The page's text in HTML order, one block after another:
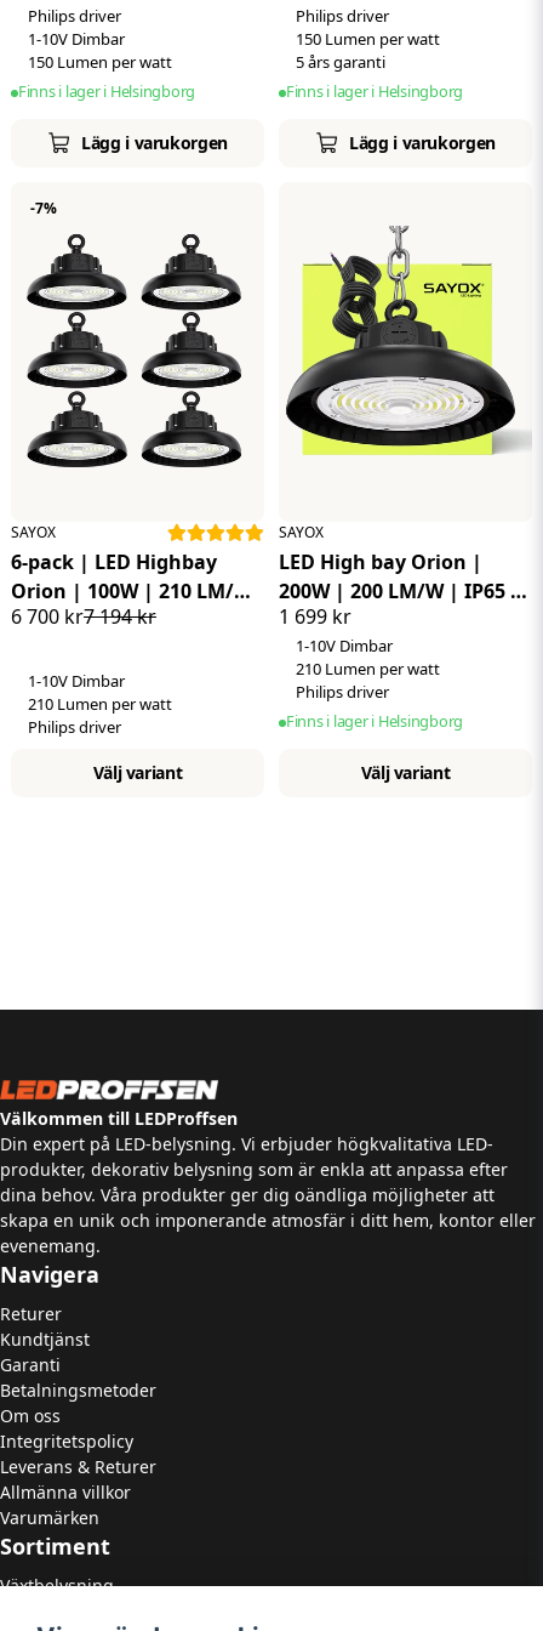
driver
Philips driver
1-10V Dimbar
150 Lumen per watt
Finns i lager i Helsingborg
Lägg i varukorgen
Philips driver
150 Lumen per watt
5 års garanti
Finns i lager i Helsingborg
Lägg i varukorgen
SAYOX
6-pack | LED Highbay
Orion | 100W | 210 LM/W
| IP65 | 90°| 1-10V Dimbar
7 194 kr
6 700 kr
1-10V Dimbar
210 Lumen per watt
Philips driver
Välj variant
-7%
SAYOX
LED High bay Orion |
200W | 200 LM/W | IP65 |
90°| 1-10V Dimbar |
Philips driver
1 699 kr
1-10V Dimbar
210 Lumen per watt
Philips driver
Finns i lager i Helsingborg
Välj variant
Höjdpunkt
1-10V Dimbar
Höjdpunkt
210 Lumen per watt
Höjdpunkt
Philips driver
Välkommen till LEDProffsen
Din expert på LED-belysning. Vi erbjuder högkvalitativa LED-
produkter, dekorativ belysning som är enkla att anpassa efter
dina behov. Våra produkter ger dig oändliga möjligheter att
skapa en unik och imponerande atmosfär i ditt hem, kontor eller
evenemang.
Navigera
Returer
Kundtjänst
Garanti
Betalningsmetoder
Om oss
Integritetspolicy
Leverans & Returer
Allmänna villkor
Varumärken
Sortiment
Växtbelysning